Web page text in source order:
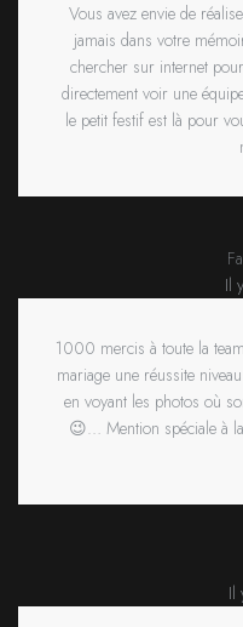
Vous avez envie de
jamais dans votre
chercher sur internet
directement voir une
le petit festif est là pour
Il
1000 mercis à toute la
mariage une réussite
en voyant les photos où
😉… Mention spéciale à
Il